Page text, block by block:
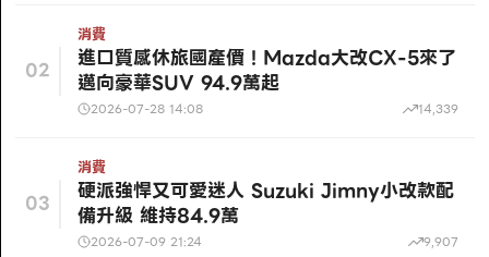
02
消費
進口質感休旅國產價！Mazda大改CX-5來了
邁向豪華SUV 94.9萬起
2026-07-28 14:08 14,339
03
消費
硬派強悍又可愛迷人 Suzuki Jimny小改款配
備升級 維持84.9萬
2026-07-09 21:24 9,907